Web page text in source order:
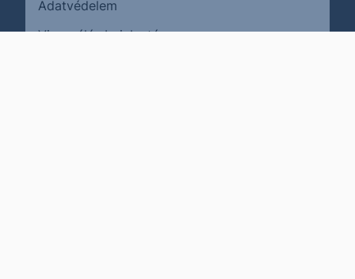
Adatvédelem
Visszaélés bejelentése(külső oldalra ugrik)